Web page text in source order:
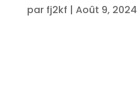
par fj2kf | Août 9, 2024